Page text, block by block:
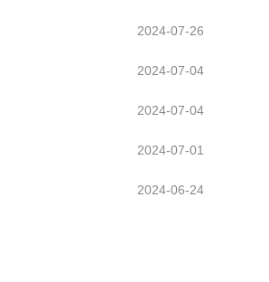
2024-07-26
2024-07-04
2024-07-04
2024-07-01
2024-06-24